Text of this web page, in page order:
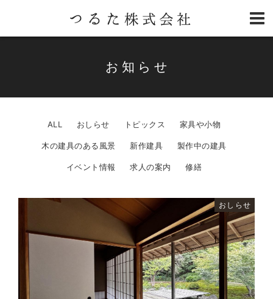
お知らせ
ALL おしらせ トピックス 家具や小物
木の建具のある風景 新作建具 製作中の建具
イベント情報 求人の案内 修繕
おしらせ